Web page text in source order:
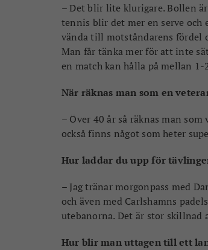
– Det blir lite klurigare. Bollen
tennis blir det mer en serve och
vända till motståndarens fördel
Man får tänka mer för att inte
en match kan hålla på mellan
När räknas man som en
– Över 40 år så räknas man
också finns något som heter
Hur laddar du upp för
– Jag tränar morgonpass med
och även med Carlshamns
utebanorna. Det är stor skillnad
Hur blir man uttagen till ett